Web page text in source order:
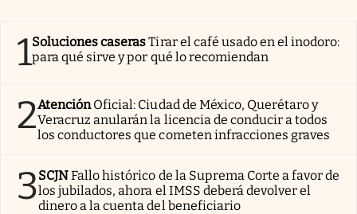
1Soluciones caserasTirar el café usado en el inodoro:
para qué sirve y por qué lo recomiendan
2AtenciónOficial: Ciudad de México, Querétaro y
Veracruz anularán la licencia de conducir a todos
los conductores que cometen infracciones graves
3SCJNFallo histórico de la Suprema Corte a favor de
los jubilados, ahora el IMSS deberá devolver el
dinero a la cuenta del beneficiario